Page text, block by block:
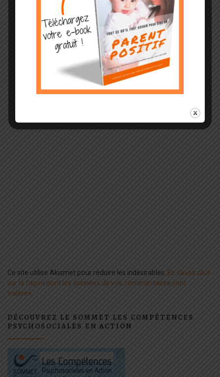
Laisser un commentaire
Ce site utilise Akismet pour réduire les indésirables. En savoir plus
sur la façon dont les données de vos commentaires sont
traitées.
DÉCOUVREZ LE SOMMET LES COMPÉTENCES
PSYCHOSOCIALES EN ACTION